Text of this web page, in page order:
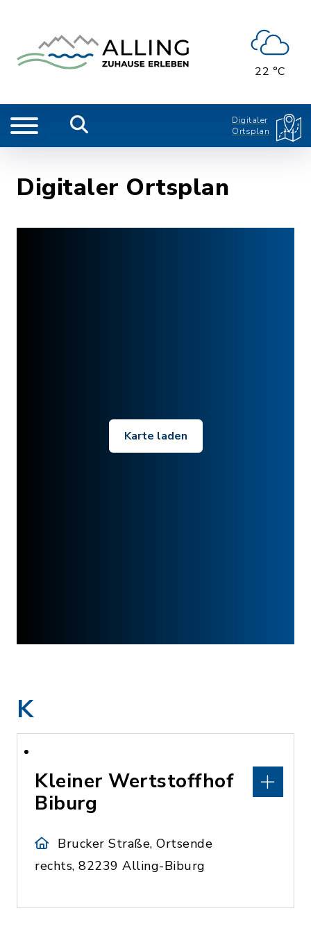
22 °C
Digitaler
Ortsplan
Digitaler Ortsplan
Karte laden
K
Kleiner Wertstoffhof
Biburg
Brucker Straße, Ortsende
rechts, 82239 Alling-Biburg